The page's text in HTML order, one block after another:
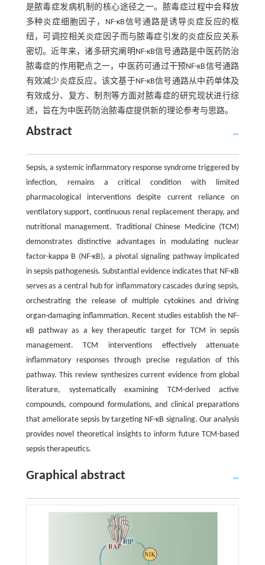
是脓毒症发病机制的核心途径之一。脓毒症过程中会释放
多种炎症细胞因子，NF-κB信号通路是诱导炎症反应的枢
纽，可调控相关炎症因子而与脓毒症引发的炎症反应关系
密切。近年来，诸多研究阐明NF-κB信号通路是中医药防治
脓毒症的作用靶点之一，中医药可通过干预NF-κB信号通路
有效减少炎症反应。该文基于NF-κB信号通路从中药单体及
有效成分、复方、制剂等方面对脓毒症的研究现状进行综
述，旨在为中医药防治脓毒症提供新的理论参考与思路。
Abstract
Sepsis, a systemic inflammatory response syndrome triggered by
infection, remains a critical condition with limited
pharmacological interventions despite current reliance on
ventilatory support, continuous renal replacement therapy, and
nutritional management. Traditional Chinese Medicine (TCM)
demonstrates distinctive advantages in modulating nuclear
factor-kappa B (NF-κB), a pivotal signaling pathway implicated
in sepsis pathogenesis. Substantial evidence indicates that NF-κB
serves as a central hub for inflammatory cascades during sepsis,
orchestrating the release of multiple cytokines and driving
organ-damaging inflammation. Recent studies establish the NF-
κB pathway as a key therapeutic target for TCM in sepsis
management. TCM interventions effectively attenuate
inflammatory responses through precise regulation of this
pathway. This review synthesizes current evidence from global
literature, systematically examining TCM-derived active
compounds, compound formulations, and clinical preparations
that ameliorate sepsis by targeting NF-κB signaling. Our analysis
provides novel theoretical insights to inform future TCM-based
sepsis therapeutics.
Graphical abstract